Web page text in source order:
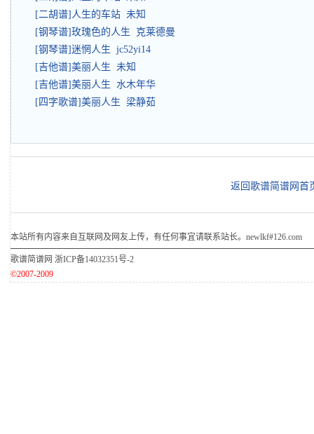
[二胡谱]人生的车站 未知
[钢琴谱]玫瑰色的人生 克莱德曼
[钢琴谱]迷惘人生 jc52yi14
[吉他谱]美丽人生 未知
[吉他谱]美丽人生 水木年华
[四字歌谱]美丽人生 梁静茹
返回歌谱简谱网首
本站所有内容来自互联网及网友上传，有任何事宜请联系站长。newlkf#126.com
歌谱简谱网 浙ICP备14032351号-2
©2007-2009